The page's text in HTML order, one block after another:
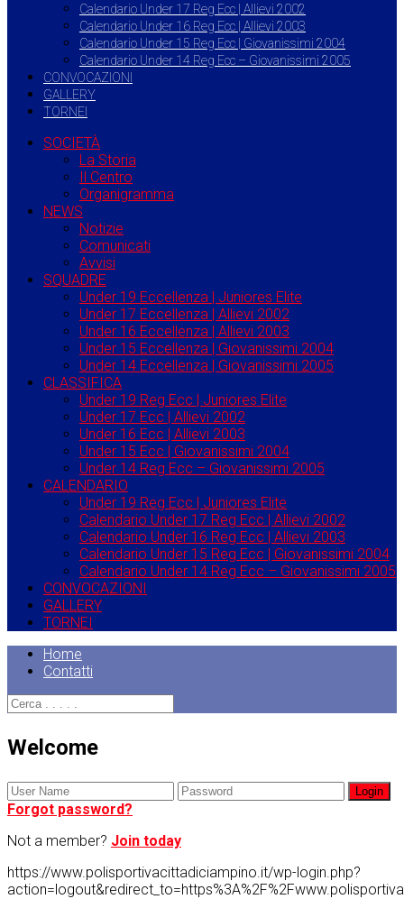
Calendario Under 17 Reg Ecc | Allievi 2002
Calendario Under 16 Reg Ecc | Allievi 2003
Calendario Under 15 Reg Ecc | Giovanissimi 2004
Calendario Under 14 Reg Ecc – Giovanissimi 2005
CONVOCAZIONI
GALLERY
TORNEI
SOCIETÀ
La Storia
Il Centro
Organigramma
NEWS
Notizie
Comunicati
Avvisi
SQUADRE
Under 19 Eccellenza | Juniores Elite
Under 17 Eccellenza | Allievi 2002
Under 16 Eccellenza | Allievi 2003
Under 15 Eccellenza | Giovanissimi 2004
Under 14 Eccellenza | Giovanissimi 2005
CLASSIFICA
Under 19 Reg Ecc | Juniores Elite
Under 17 Ecc | Allievi 2002
Under 16 Ecc | Allievi 2003
Under 15 Ecc | Giovanissimi 2004
Under 14 Reg Ecc – Giovanissimi 2005
CALENDARIO
Under 19 Reg Ecc | Juniores Elite
Calendario Under 17 Reg Ecc | Allievi 2002
Calendario Under 16 Reg Ecc | Allievi 2003
Calendario Under 15 Reg Ecc | Giovanissimi 2004
Calendario Under 14 Reg Ecc – Giovanissimi 2005
CONVOCAZIONI
GALLERY
TORNEI
Home
Contatti
Welcome
Forgot password?
Not a member? Join today
https://www.polisportivacittadiciampino.it/wp-login.php?